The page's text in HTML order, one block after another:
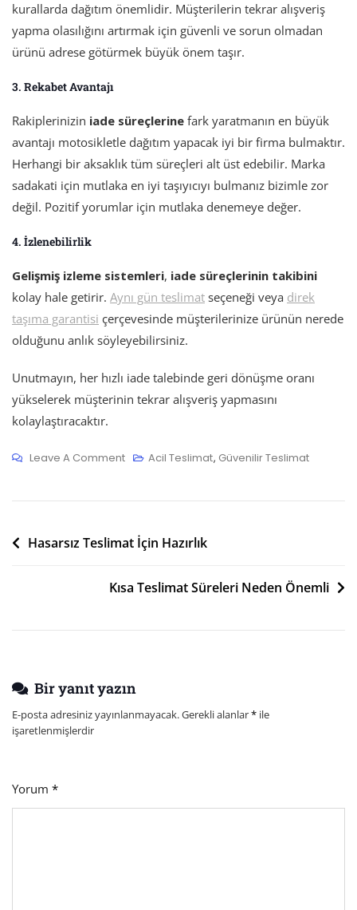
kurallarda dağıtım önemlidir. Müşterilerin tekrar alışveriş
yapma olasılığını artırmak için güvenli ve sorun olmadan
ürünü adrese götürmek büyük önem taşır.
3. Rekabet Avantajı
Rakiplerinizin iade süreçlerine fark yaratmanın en büyük
avantajı motosikletle dağıtım yapacak iyi bir firma bulmaktır.
Herhangi bir aksaklık tüm süreçleri alt üst edebilir. Marka
sadakati için mutlaka en iyi taşıyıcıyı bulmanız bizimle zor
değil. Pozitif yorumlar için mutlaka denemeye değer.
4. İzlenebilirlik
Gelişmiş izleme sistemleri, iade süreçlerinin takibini
kolay hale getirir. Aynı gün teslimat seçeneği veya direk
taşıma garantisi çerçevesinde müşterilerinize ürünün nerede
olduğunu anlık söyleyebilirsiniz.
Unutmayın, her hızlı iade talebinde geri dönüşme oranı
yükselerek müşterinin tekrar alışveriş yapmasını
kolaylaştıracaktır.
Leave A CommentOn
Ile
İade
Acil Teslimat, Güvenilir Teslimat
YazıHasarsız Teslimat İçin Hazırlık
Kısa Teslimat Süreleri Neden Önemli
Bir yanıt yazın
E-posta adresiniz yayınlanmayacak.Gerekli alanlar* ile
işaretlenmişlerdir
Yorum *